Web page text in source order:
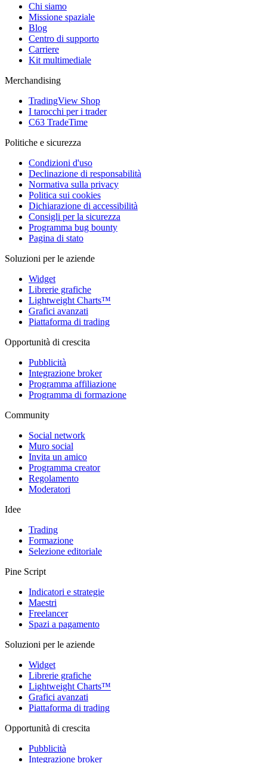
Chi siamo
Missione spaziale
Blog
Centro di supporto
Carriere
Kit multimediale
Merchandising
TradingView Shop
I tarocchi per i trader
C63 TradeTime
Politiche e sicurezza
Condizioni d'uso
Declinazione di responsabilità
Normativa sulla privacy
Politica sui cookies
Dichiarazione di accessibilità
Consigli per la sicurezza
Programma bug bounty
Pagina di stato
Soluzioni per le aziende
Widget
Librerie grafiche
Lightweight Charts™
Grafici avanzati
Piattaforma di trading
Opportunità di crescita
Pubblicità
Integrazione broker
Programma affiliazione
Programma di formazione
Community
Social network
Muro social
Invita un amico
Programma creator
Regolamento
Moderatori
Idee
Trading
Formazione
Selezione editoriale
Pine Script
Indicatori e strategie
Maestri
Freelancer
Spazi a pagamento
Soluzioni per le aziende
Widget
Librerie grafiche
Lightweight Charts™
Grafici avanzati
Piattaforma di trading
Opportunità di crescita
Pubblicità
Integrazione broker